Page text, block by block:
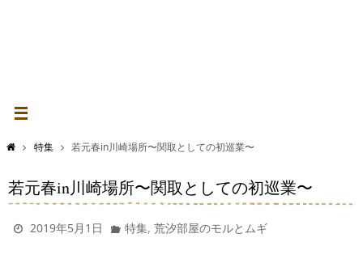
特集 若元春in川崎場所〜関取としての初巡業〜
若元春in川崎場所〜関取としての初巡業〜
2019年5月1日 特集, 荒汐部屋のモルとムギ